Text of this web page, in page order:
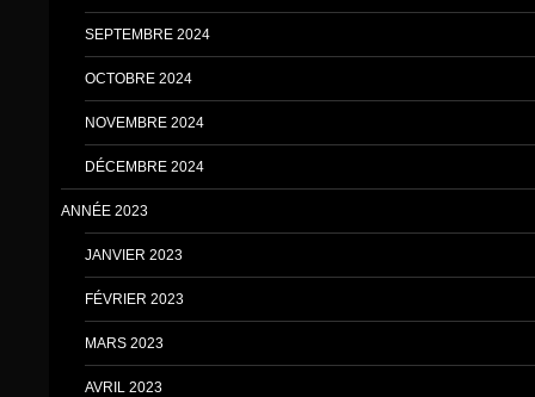
SEPTEMBRE 2024
OCTOBRE 2024
NOVEMBRE 2024
DÉCEMBRE 2024
ANNÉE 2023
JANVIER 2023
FÉVRIER 2023
MARS 2023
AVRIL 2023